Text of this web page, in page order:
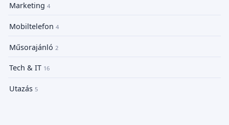
Marketing 4
Mobiltelefon 4
Műsorajánló 2
Tech & IT 16
Utazás 5